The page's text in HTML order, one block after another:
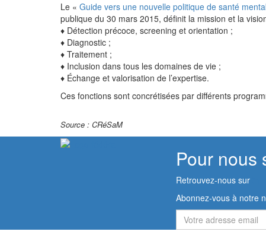
Le « Guide vers une nouvelle politique de santé
publique du 30 mars 2015, définit la mission et la
♦ Détection précoce, screening et orientation ;
♦ Diagnostic ;
♦ Traitement ;
♦ Inclusion dans tous les domaines de vie ;
♦ Échange et valorisation de l’expertise.
Ces fonctions sont concrétisées par différents
Source : CRéSaM
Pour nous
Retrouvez-nous sur
Abonnez-vous à notre
Votre
adresse